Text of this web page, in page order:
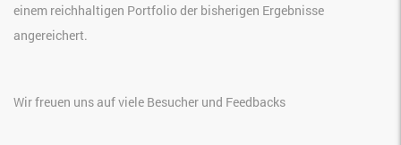
einem reichhaltigen Portfolio der bisherigen Ergebnisse
angereichert.
Wir freuen uns auf viele Besucher und Feedbacks